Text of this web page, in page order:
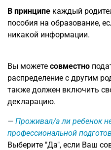
В принципе каждый
пособия на образование,
никакой информации.
Вы можете совместно
распределение с другим
также должен включить
декларацию.
Проживал/а ли ребенок
профессиональной
Выберите "Да", если Ваш